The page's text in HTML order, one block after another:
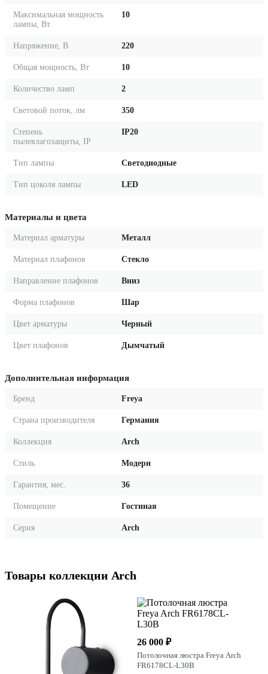
Максимальная мощность
лампы, Вт
10
Напряжение, В 220
Общая мощность, Вт 10
Количество ламп 2
Световой поток, лм 350
Степень
пылевлагозащиты, IP
IP20
Тип лампы Светодиодные
Тип цоколя лампы LED
Материалы и цвета
Материал арматуры Металл
Материал плафонов Стекло
Направление плафонов Вниз
Форма плафонов Шар
Цвет арматуры Черный
Цвет плафонов Дымчатый
Дополнительная информация
Бренд Freya
Страна производителя Германия
Коллекция Arch
Стиль Модерн
Гарантия, мес. 36
Помещение Гостиная
Серия Arch
Товары коллекции Arch
26 000 ₽
Потолочная люстра Freya Arch
FR6178CL-L30B